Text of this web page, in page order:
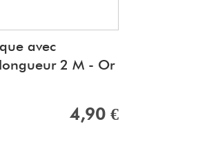
avec
2 M - Or
4,90 €